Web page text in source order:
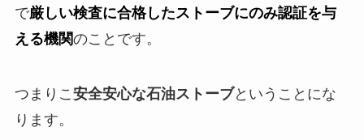
で厳しい検査に合格したストーブにのみ認証を与
える機関のことです。
つまりこ 安全安心な石油ストーブということにな
ります。